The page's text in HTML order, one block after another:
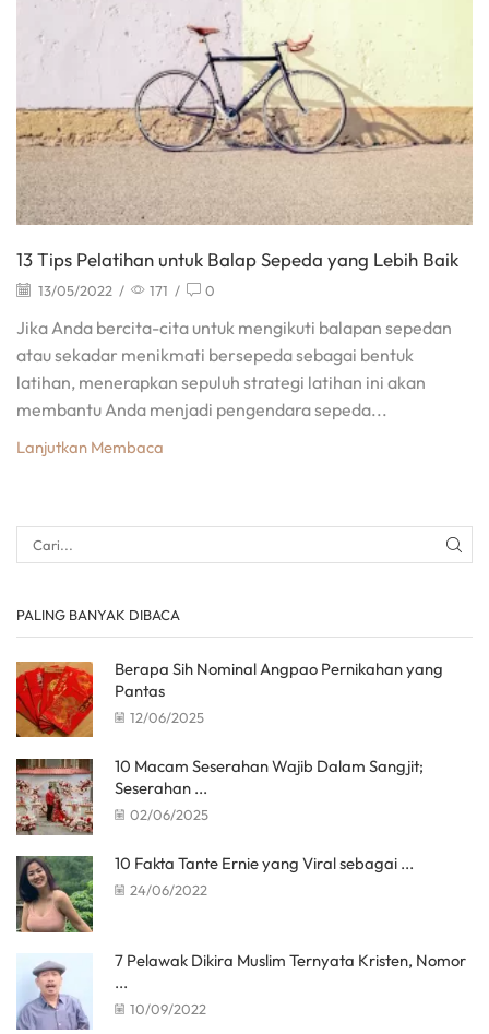
13 Tips Pelatihan untuk Balap Sepeda yang Lebih Baik
13/05/2022 / 171 / 0
Jika Anda bercita-cita untuk mengikuti balapan sepedan
atau sekadar menikmati bersepeda sebagai bentuk
latihan, menerapkan sepuluh strategi latihan ini akan
membantu Anda menjadi pengendara sepeda...
Lanjutkan Membaca
PALING BANYAK DIBACA
Berapa Sih Nominal Angpao Pernikahan yang
Pantas
12/06/2025
10 Macam Seserahan Wajib Dalam Sangjit;
Seserahan ...
02/06/2025
10 Fakta Tante Ernie yang Viral sebagai ...
24/06/2022
7 Pelawak Dikira Muslim Ternyata Kristen, Nomor
...
10/09/2022